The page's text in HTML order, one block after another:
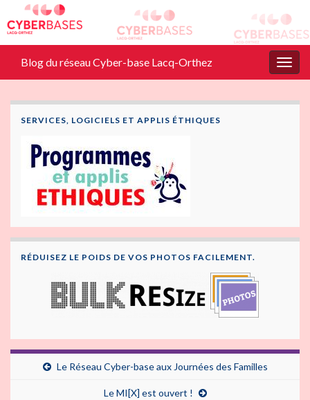
Blog du réseau Cyber-base Lacq-Orthez
SERVICES, LOGICIELS ET APPLIS ÉTHIQUES
RÉDUISEZ LE POIDS DE VOS PHOTOS FACILEMENT.
Le Réseau Cyber-base aux Journées des Familles
Le MI[X] est ouvert !